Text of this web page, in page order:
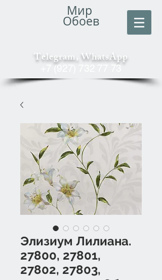
Мир
Обоев
Telegram, WhatsApp
+7 (927) 732 77 73
Элизиум Лилиана.
27800, 27801,
27802, 27803,